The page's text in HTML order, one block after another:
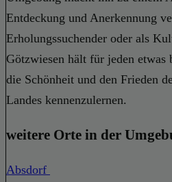
Entdeckung und Anerkennung
Erholungssuchender oder als
Götzwiesen hält für jeden etwas
die Schönheit und den Frieden
Landes kennenzulernen.
weitere Orte in der
Absdorf